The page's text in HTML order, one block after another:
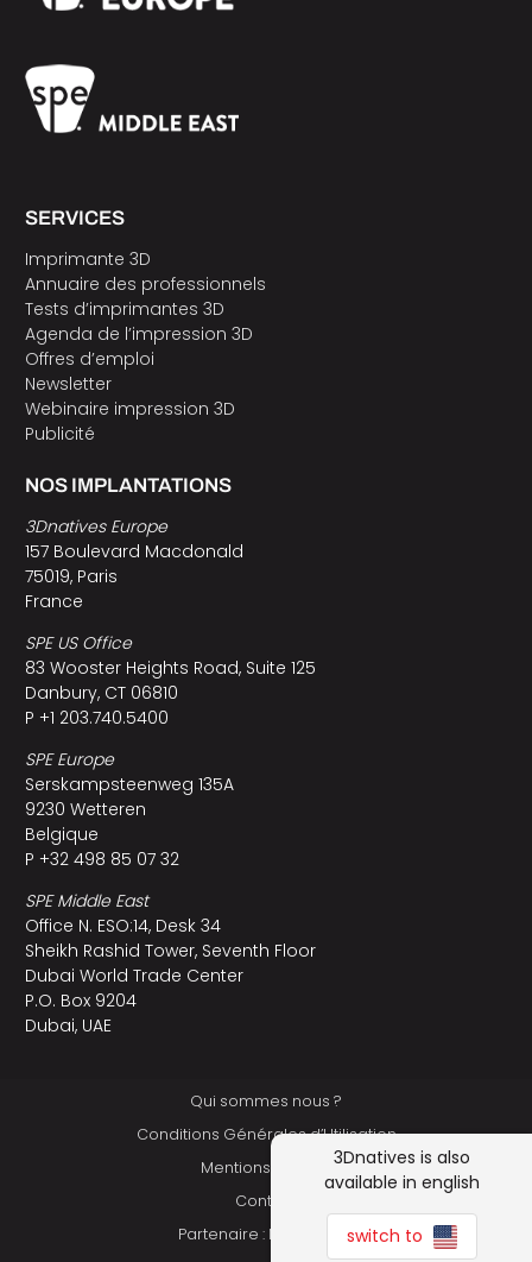
SERVICES
Imprimante 3D
Annuaire des professionnels
Tests d’imprimantes 3D
Agenda de l’impression 3D
Offres d’emploi
Newsletter
Webinaire impression 3D
Publicité
NOS IMPLANTATIONS
3Dnatives Europe
157 Boulevard Macdonald
75019, Paris
France
SPE US Office
83 Wooster Heights Road, Suite 125
Danbury, CT 06810
P +1 203.740.5400
SPE Europe
Serskampsteenweg 135A
9230 Wetteren
Belgique
P +32 498 85 07 32
SPE Middle East
Office N. ESO:14, Desk 34
Sheikh Rashid Tower, Seventh Floor
Dubai World Trade Center
P.O. Box 9204
Dubai, UAE
Qui sommes nous ?
Conditions Générales d’Utilisation
Mentions légales
Contact
Partenaire : Makershop
3Dnatives is also
available in english
switch to